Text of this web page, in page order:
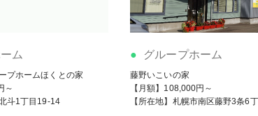
ム
プホームほくとの家
～
斗1丁目19-14
グループホーム
藤野いこいの家
【月額】108,000円～
【所在地】札幌市南区藤野3条6